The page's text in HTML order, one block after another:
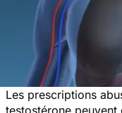
Les prescriptions
testostérone peuvent